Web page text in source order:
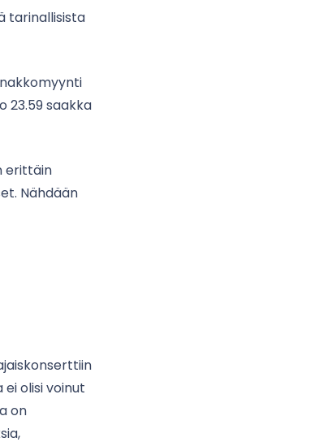
tarinallisista
23.59 saakka
erittäin
Nähdään
olisi voinut
on